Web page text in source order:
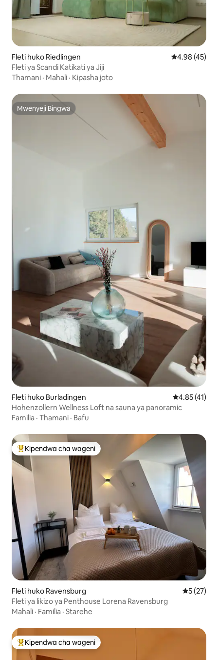
Fleti huko Riedlingen Ukadiriaji wa
4.98 (45)
Fleti ya Scandi Katikati ya Jiji
Thamani · Mahali · Kipasha joto
Mwenyeji Bingwa
Mwenyeji Bingwa
Fleti huko Burladingen Ukadiriaji wa
4.85 (41)
Hohenzollern Wellness Loft na sauna ya panoramic
Familia · Thamani · Bafu
Kipendwa maarufu cha wageni
Kipendwa cha wageni
Fleti huko Ravensburg Ukadiriaji
5 (27)
Fleti ya likizo ya Penthouse Lorena Ravensburg
Mahali · Familia · Starehe
Kipendwa maarufu cha wageni
Kipendwa cha wageni